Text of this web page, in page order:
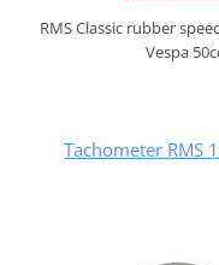
RMS Classic rubber
Vespa
Tachometer RMS